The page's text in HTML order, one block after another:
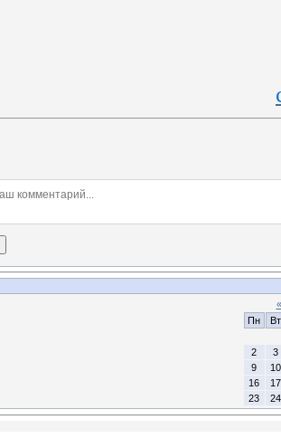
«
Пн
Вт
2
3
9
10
16
17
23
24